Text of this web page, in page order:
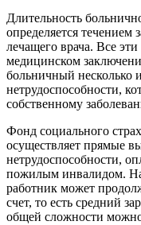
Длительность
определяется течением
лечащего врача. Все
медицинском
больничный несколько
нетрудоспособности,
собственному
Фонд социального
осуществляет прямые
нетрудоспособности,
пожилым инвалидом.
работник может
счет, то есть средний
общей сложности можно